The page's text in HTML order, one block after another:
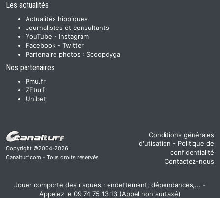
Les actualités
Actualités hippiques
Journalistes et consultants
YouTube - Instagram
Facebook - Twitter
Partenaire photos : Scoopdyga
Nos partenaires
Pmu.fr
ZEturf
Unibet
Copyright ©2004-2026
Canalturf.com - Tous droits réservés
Conditions générales
d'utisation - Politique de
confidentialité
Contactez-nous
Jouer comporte des risques : endettement, dépendances,... -
Appelez le 09 74 75 13 13 (Appel non surtaxé)